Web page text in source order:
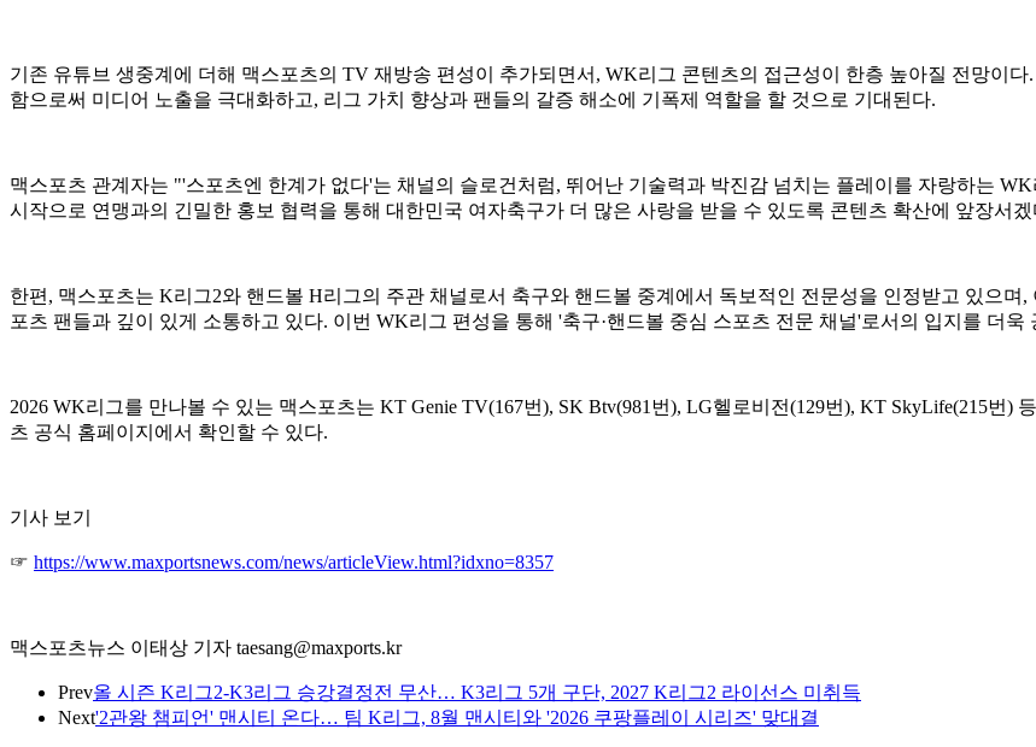
기존 유튜브 생중계에 더해 맥스포츠의 TV 재방송 편성이 추가되면서, WK리그 콘텐츠의 접근성이 한층 높아질 전망이
함으로써 미디어 노출을 극대화하고, 리그 가치 향상과 팬들의 갈증 해소에 기폭제 역할을 할 것으로 기대된다.
맥스포츠 관계자는 "'스포츠엔 한계가 없다'는 채널의 슬로건처럼, 뛰어난 기술력과 박진감 넘치는 플레이를 자랑하는
시작으로 연맹과의 긴밀한 홍보 협력을 통해 대한민국 여자축구가 더 많은 사랑을 받을 수 있도록 콘텐츠 확산에 앞장서
한편, 맥스포츠는 K리그2와 핸드볼 H리그의 주관 채널로서 축구와 핸드볼 중계에서 독보적인 전문성을 인정받고 있으
포츠 팬들과 깊이 있게 소통하고 있다. 이번 WK리그 편성을 통해 '축구·핸드볼 중심 스포츠 전문 채널'로서의 입지를 더욱
2026 WK리그를 만나볼 수 있는 맥스포츠는 KT Genie TV(167번), SK Btv(981번), LG헬로비전(129번), KT SkyLife(215번
츠 공식 홈페이지에서 확인할 수 있다.
기사 보기
☞ https://www.maxportsnews.com/news/articleView.html?idxno=8357
맥스포츠뉴스 이태상 기자 taesang@maxports.kr
Prev올 시즌 K리그2-K3리그 승강결정전 무산… K3리그 5개 구단, 2027 K리그2 라이선스 미취득
Next'2관왕 챔피언' 맨시티 온다… 팀 K리그, 8월 맨시티와 '2026 쿠팡플레이 시리즈' 맞대결